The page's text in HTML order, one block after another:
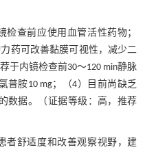
检查前应使用血管活性药物；
药可改善黏膜可视性，减少二
于内镜检查前30～120 min静脉
普胺10 mg；（4）目前尚缺乏
数据。（证据等级：高，推荐
者舒适度和改善观察视野，建